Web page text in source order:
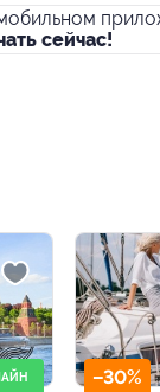
сейчас!
–30%